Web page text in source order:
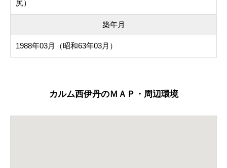
尻）
築年月
1988年03月（昭和63年03月）
カルム西伊丹のＭＡＰ・周辺環境